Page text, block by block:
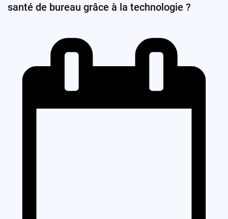
santé de bureau grâce à la technologie ?